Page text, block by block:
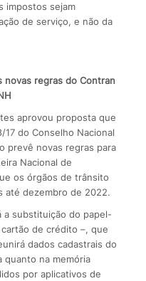
impostos sejam
de serviço, e não da
novas regras do Contran
aprovou proposta que
17 do Conselho Nacional
prevê novas regras para
Nacional de
os órgãos de trânsito
até dezembro de 2022.
a substituição do papel-
de crédito –, que
dados cadastrais do
quanto na memória
por aplicativos de